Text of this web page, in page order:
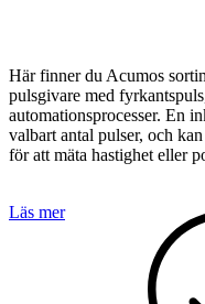
Teknisk support
Mekanik
Axelkopplingar
Här finner du Acumos
pulsgivare med
automationsprocesser. En
valbart antal pulser, och
för att mäta hastighet eller
Läs mer